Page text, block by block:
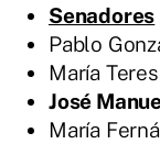
Senadores
Pablo
María
José
María